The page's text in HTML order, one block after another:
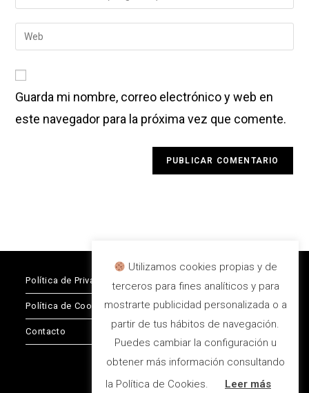
de
usuario
para
tu
dirección
de
para
Introduce
la
de
tu
web
Guarda mi nombre, correo electrónico y web en
este navegador para la próxima vez que comente.
Política de Privacidad
Política de Cookies
Contacto
Utilizamos cookies propias y de
terceros para fines analíticos y para
mostrarte publicidad personalizada o a
partir de tus hábitos de navegación.
Puedes cambiar la configuración u
obtener más información consultando
la Política de Cookies.
Leer más